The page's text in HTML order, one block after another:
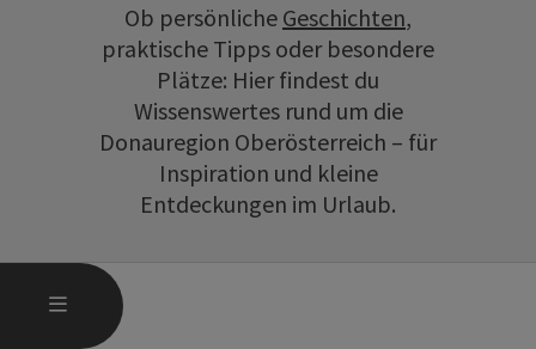
MENÜ
Ob persönliche Geschichten,
praktische Tipps oder besondere
Plätze: Hier findest du
Wissenswertes rund um die
Donauregion Oberösterreich – für
Inspiration und kleine
Entdeckungen im Urlaub.